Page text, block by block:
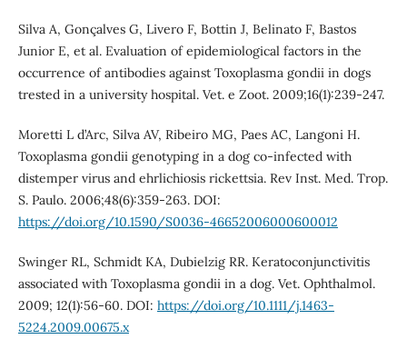
Silva A, Gonçalves G, Livero F, Bottin J, Belinato F, Bastos
Junior E, et al. Evaluation of epidemiological factors in the
occurrence of antibodies against Toxoplasma gondii in dogs
trested in a university hospital. Vet. e Zoot. 2009;16(1):239-247.
Moretti L d’Arc, Silva AV, Ribeiro MG, Paes AC, Langoni H.
Toxoplasma gondii genotyping in a dog co-infected with
distemper virus and ehrlichiosis rickettsia. Rev Inst. Med. Trop.
S. Paulo. 2006;48(6):359-263. DOI:
https://doi.org/10.1590/S0036-46652006000600012
Swinger RL, Schmidt KA, Dubielzig RR. Keratoconjunctivitis
associated with Toxoplasma gondii in a dog. Vet. Ophthalmol.
2009; 12(1):56-60. DOI: https://doi.org/10.1111/j.1463-
5224.2009.00675.x